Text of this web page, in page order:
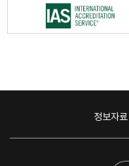
정보자